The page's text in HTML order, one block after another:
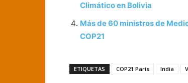
Climático en Bolivia
Más de 60 ministros de
COP21
ETIQUETAS COP21 Paris India